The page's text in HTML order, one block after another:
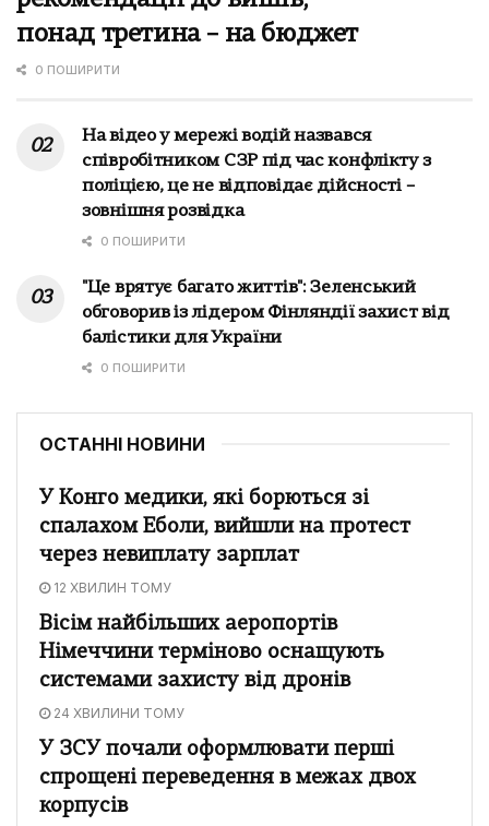
понад третина – на бюджет
0 ПОШИРИТИ
На відео у мережі водій назвався
співробітником СЗР під час конфлікту з
поліцією, це не відповідає дійсності –
зовнішня розвідка
0 ПОШИРИТИ
"Це врятує багато життів": Зеленський
обговорив із лідером Фінляндії захист від
балістики для України
0 ПОШИРИТИ
ОСТАННІ НОВИНИ
У Конго медики, які борються зі
спалахом Еболи, вийшли на протест
через невиплату зарплат
12 ХВИЛИН ТОМУ
Вісім найбільших аеропортів
Німеччини терміново оснащують
системами захисту від дронів
24 ХВИЛИНИ ТОМУ
У ЗСУ почали оформлювати перші
спрощені переведення в межах двох
корпусів